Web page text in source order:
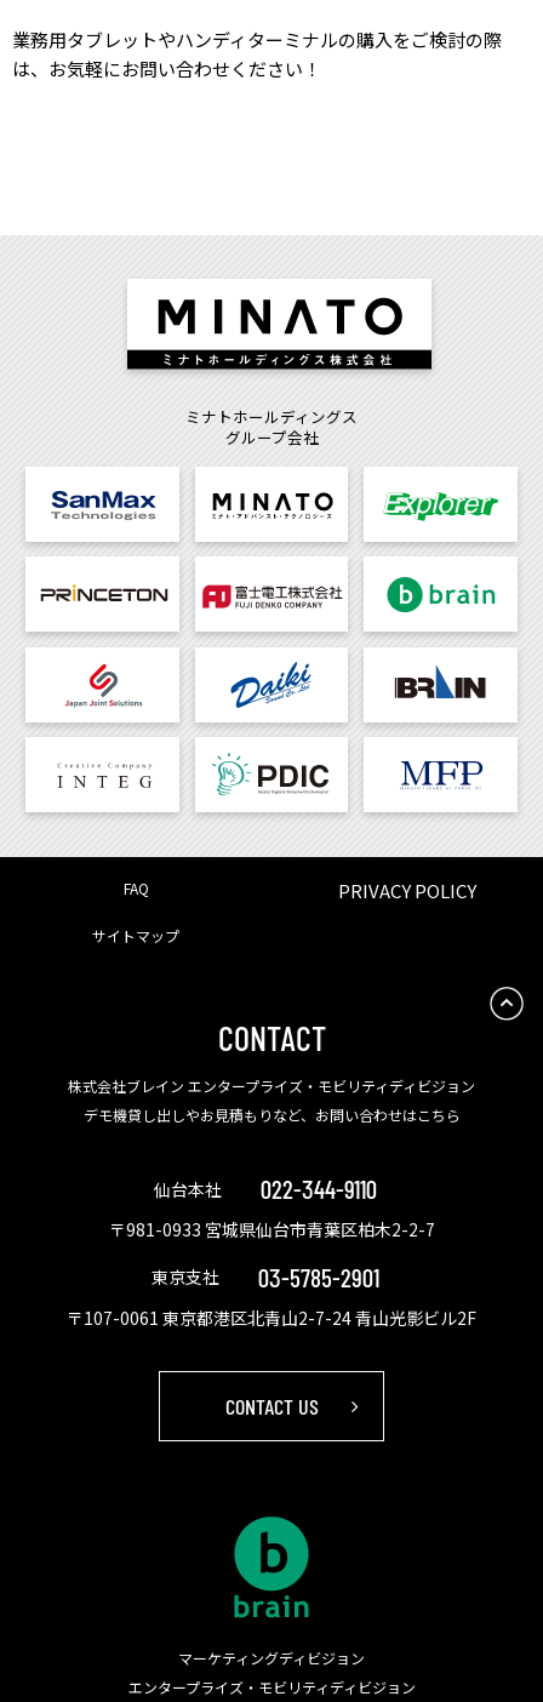
業務用タブレットやハンディターミナルの購入をご検討の際
は、お気軽にお問い合わせください！
ミナトホールディングス
グループ会社
FAQ PRIVACY POLICY
サイトマップ
CONTACT
株式会社ブレイン エンタープライズ・モビリティディビジョン
デモ機貸し出しやお見積もりなど、お問い合わせはこちら
仙台本社 022-344-9110
〒981-0933 宮城県仙台市青葉区柏木2-2-7
東京支社
03-5785-2901
〒107-0061 東京都港区北青山2-7-24 青山光影ビル2F
CONTACT US
マーケティングディビジョン
エンタープライズ・モビリティディビジョン